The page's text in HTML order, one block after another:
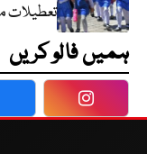
تعطیلات
ہمیں فالو کریں